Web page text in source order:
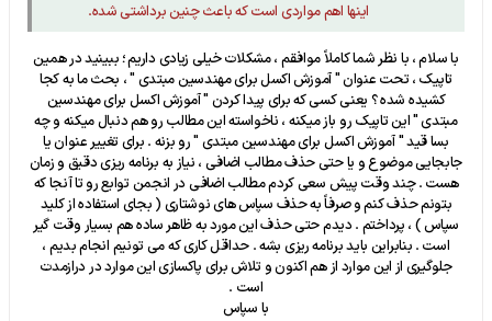
اینها اهم مواردی است که باعث چنین برداشتی شده.
با سلام ، با نظر شما کاملاً موافقم ، مشکلات خیلی زیادی داریم ؛ ببینید در همین
تاپیک ، تحت عنوان " آموزش اکسل برای مهندسین مبتدی " ، بحث ما به کجا
کشیده شده ؟ یعنی کسی که برای پیدا کردن " آموزش اکسل برای مهندسین
مبتدی " این تاپیک رو باز میکنه ، ناخواسته این مطالب رو هم دنبال میکنه و چه
بسا قید " آموزش اکسل برای مهندسین مبتدی " رو بزنه . برای تغییر عنوان یا
جابجایی موضوع و یا حتی حذف مطالب اضافی ، نیاز به برنامه ریزی دقیق و زمان
هست . چند وقت پیش سعی کردم مطالب اضافی در انجمن توابع رو تا آنجا که
بتونم حذف کنم و صرفاً به حذف سپاس های نوشتاری ( بجای استفاده از کلید
سپاس ) ، پرداختم . دیدم حتی حذف این مورد به ظاهر ساده هم بسیار وقت گیر
است . بنابراین باید برنامه ریزی بشه . حداقل کاری که می تونیم انجام بدیم ،
جلوگیری از این موارد از هم اکنون و تلاش برای پاکسازی این موارد در درازمدت
است .
با سپاس